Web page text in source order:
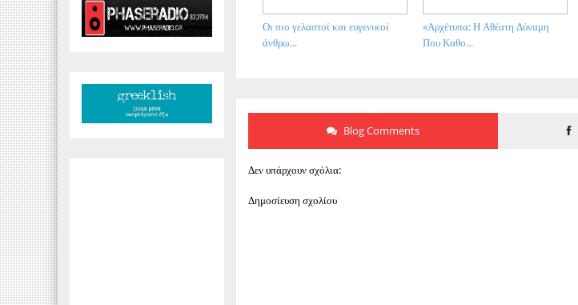
«Αρχέτυπα: Η Αθέατη Δύναμη
Που Καθο...
Οι πιο γελαστοί και ευγενικοί
άνθρω...
Blog Comments
Δεν υπάρχουν σχόλια:
Δημοσίευση σχολίου